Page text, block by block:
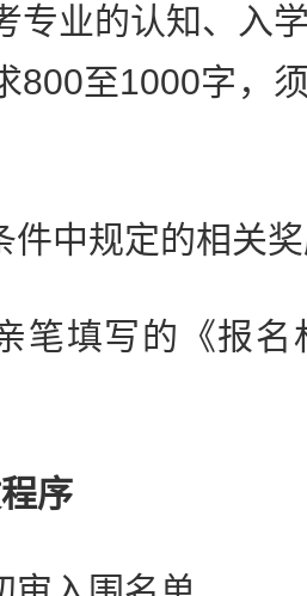
专业的认知、入
800至1000字，
中规定的相关奖
填写的《报名
序